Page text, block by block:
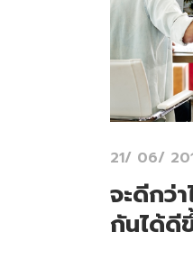
21/ 06/
จะดีกว่
กันได้ดี